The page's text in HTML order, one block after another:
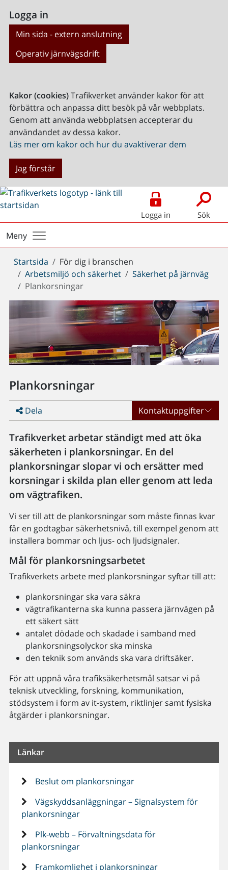
Logga in
Min sida - extern anslutning
Operativ järnvägsdrift
Kakor (cookies)Trafikverket använder kakor för att
förbättra och anpassa ditt besök på vår webbplats.
Genom att använda webbplatsen accepterar du
användandet av dessa kakor.
Läs mer om kakor och hur du avaktiverar dem
Jag förstår
Logga in Sök
Meny
Du
är
här:
Startsida
För dig i branschen
Arbetsmiljö och säkerhet
Säkerhet på järnväg
Plankorsningar
Plankorsningar
Dela Kontaktuppgifter
Trafikverket arbetar ständigt med att öka
säkerheten i plankorsningar. En del
plankorsningar slopar vi och ersätter med
korsningar i skilda plan eller genom att leda
om vägtrafiken.
Vi ser till att de plankorsningar som måste finnas kvar
får en godtagbar säkerhetsnivå, till exempel genom att
installera bommar och ljus- och ljudsignaler.
Mål för plankorsningsarbetet
Trafikverkets arbete med plankorsningar syftar till att:
plankorsningar ska vara säkra
vägtrafikanterna ska kunna passera järnvägen på
ett säkert sätt
antalet dödade och skadade i samband med
plankorsningsolyckor ska minska
den teknik som används ska vara driftsäker.
För att uppnå våra trafiksäkerhetsmål satsar vi på
teknisk utveckling, forskning, kommunikation,
stödsystem i form av it-system, riktlinjer samt fysiska
åtgärder i plankorsningar.
Länkar
Beslut om plankorsningar
Vägskyddsanläggningar – Signalsystem för
plankorsningar
Plk-webb – Förvaltningsdata för
plankorsningar
Framkomlighet i plankorsningar